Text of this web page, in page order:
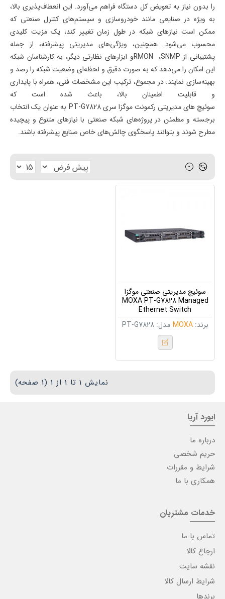
را بدون نیاز به تعویض کل دستگاه فراهم می‌آورد. این انعطاف‌پذیری بالا،
به ویژه در صنایعی مانند خودروسازی و سیستم‌های کنترل صنعتی که
ممکن است نیازهای شبکه در طول زمان تغییر کند، یک مزیت کلیدی
محسوب می‌شود. همچنین، ویژگی‌های مدیریتی پیشرفته، از جمله
پشتیبانی از SNMP، RMONو ابزارهای نظارتی دیگر، به کارشناسان شبکه
این امکان را می‌دهد که به صورت دقیق و لحظه‌ای وضعیت شبکه را رصد و
بهینه‌سازی نمایند. در مجموع، ترکیب این مشخصات فنی، همراه با پایداری
و قابلیت اطمینان بالا، باعث شده است که
سوئیچ های مدیریتی رکمونت موگزا سریPT-G7828 به عنوان یک انتخاب
برجسته و مطمئن در پروژه‌های شبکه صنعتی با نیازهای متنوع و پیچیده
مطرح شوند و بتوانند پاسخگوی چالش‌های خاص صنایع پیشرفته باشند.
0
برند: MOXA مدل: PT-G7828
سوئیچ مدیریتی صنعتی موگزا
MOXA PT-G7828 Managed
Ethernet Switch
نمایش 1 تا 1 از 1 (1 صفحه)
ایورد آریا
درباره ما
حریم شخصی
شرایط و مقررات
همکاری با ما
خدمات مشتریان
تماس با ما
ارجاع کالا
نقشه سایت
شرایط ارسال کالا
برندها